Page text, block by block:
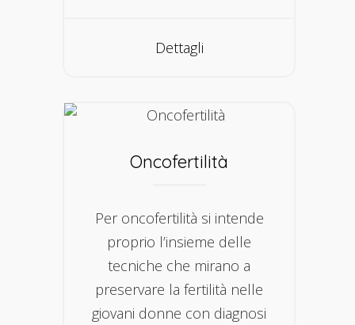
Dettagli
Oncofertilità
Per oncofertilità si intende
proprio l’insieme delle
tecniche che mirano a
preservare la fertilità nelle
giovani donne con diagnosi